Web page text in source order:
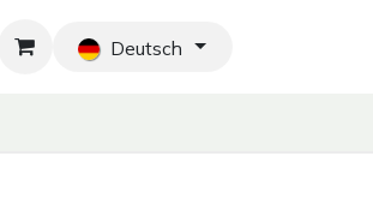
Home Shop
Deutsch